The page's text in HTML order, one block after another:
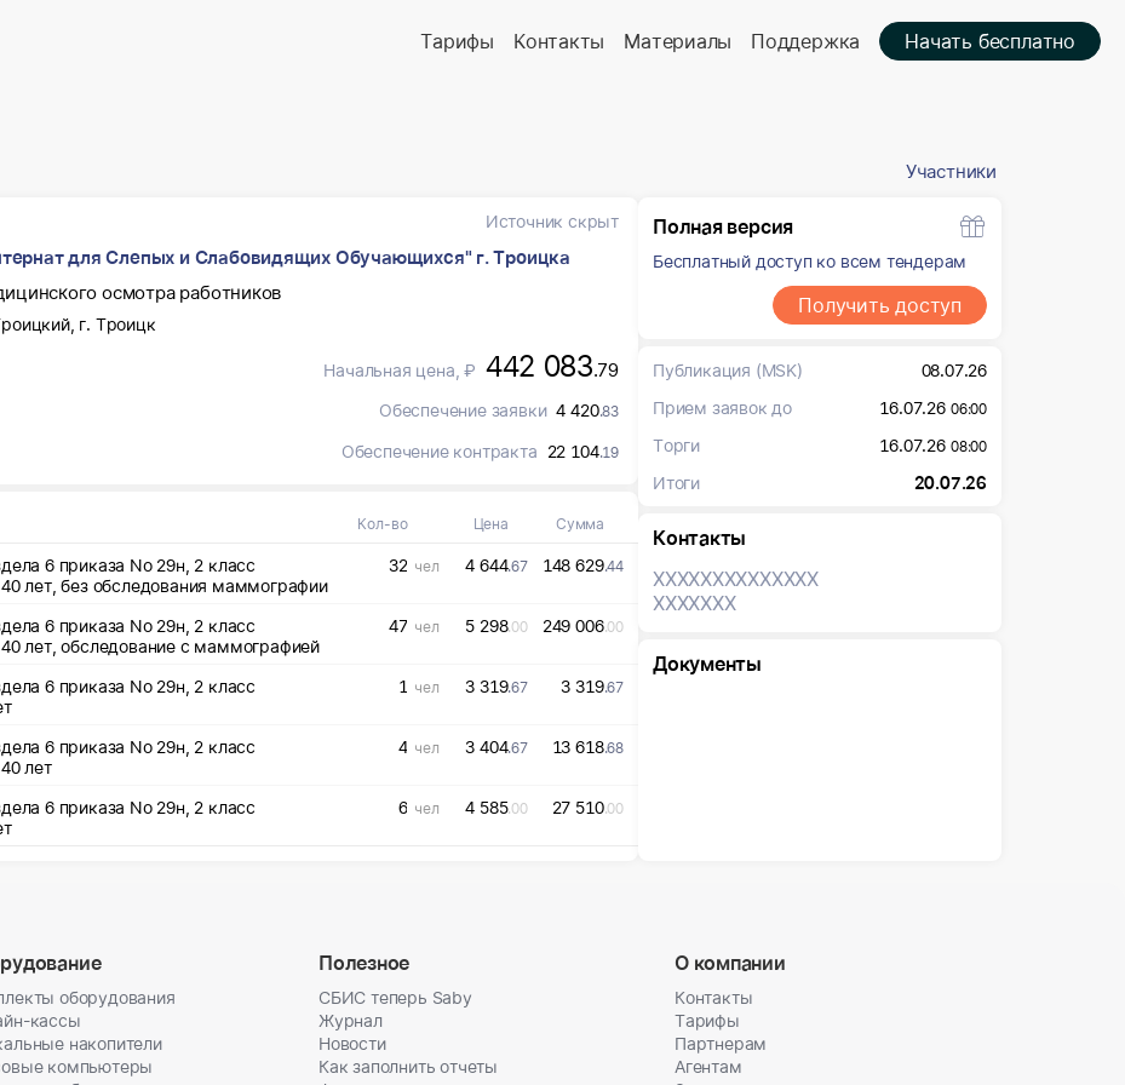
Тарифы Контакты Материалы Поддержка Начать бесплатно
Участники
Источник скрыт
для Слепых и Слабовидящих Обучающихся" г. Троицка
осмотра работников
г. Троицк
Начальная цена, ₽ 442 083.79
Обеспечение заявки 4 420.83
Обеспечение контракта 22 104.19
Кол-во Цена Сумма
6 приказа No 29н, 2 класс
(подкласс) условий труда, женщины старше 40 лет, без обследования маммографии
32 чел 4 644.67 148 629.44
6 приказа No 29н, 2 класс
труда, женщины старше 40 лет, обследование с маммографией
47 чел 5 298.00 249 006.00
6 приказа No 29н, 2 класс
1 чел 3 319.67 3 319.67
6 приказа No 29н, 2 класс
лет
4 чел 3 404.67 13 618.68
6 приказа No 29н, 2 класс
лет
6 чел 4 585.00 27 510.00
Полная версия
Бесплатный доступ ко всем тендерам
Получить доступ
Публикация (MSK)
08.07.26
Прием заявок до
16.07.26 06:00
Торги 16.07.26 08:00
Итоги 20.07.26
Контакты
XXXXXXXXXXXXXX
XXXXXXX
Документы
оборудования
кассы
накопители
компьютеры
Полезное
СБИС теперь Saby
Журнал
Новости
Как заполнить отчеты
О компании
Контакты
Тарифы
Партнерам
Агентам